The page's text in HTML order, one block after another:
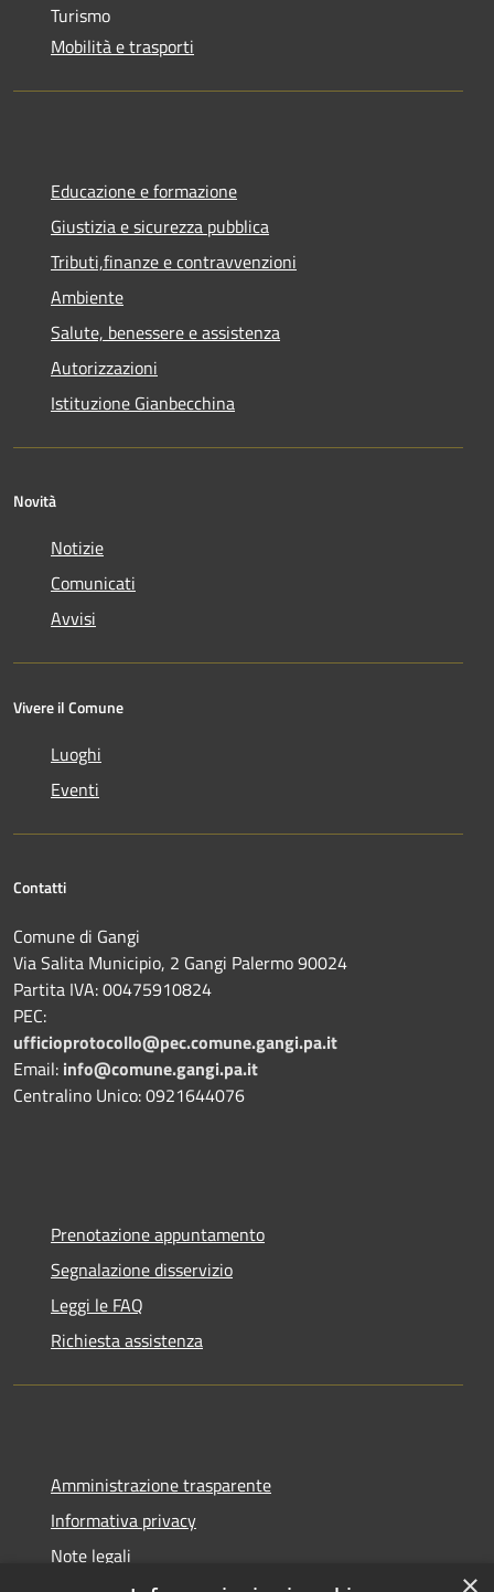
Turismo
Mobilità e trasporti
Educazione e formazione
Giustizia e sicurezza pubblica
Tributi,finanze e contravvenzioni
Ambiente
Salute, benessere e assistenza
Autorizzazioni
Istituzione Gianbecchina
Novità
Notizie
Comunicati
Avvisi
Vivere il Comune
Luoghi
Eventi
Contatti
Comune di Gangi
Via Salita Municipio, 2 Gangi Palermo 90024
Partita IVA: 00475910824
PEC:
ufficioprotocollo@pec.comune.gangi.pa.it
Email: info@comune.gangi.pa.it
Centralino Unico: 0921644076
Prenotazione appuntamento
Segnalazione disservizio
Leggi le FAQ
Richiesta assistenza
Amministrazione trasparente
Informativa privacy
Note legali